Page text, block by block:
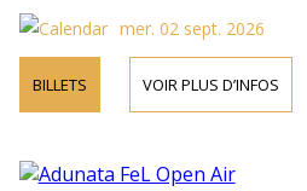
mer. 02 sept. 2026
BILLETS VOIR PLUS D’INFOS